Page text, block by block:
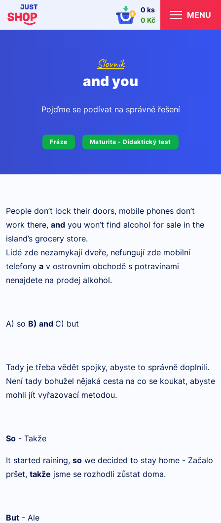
0 ks
0 Kč
MENU
Slovník
and you
Pojďme se podívat na správné řešení
Fráze Maturita - Didaktický test
People don’t lock their doors, mobile phones don’t
work there, and you won’t find alcohol for sale in the
island’s grocery store.
Lidé zde nezamykají dveře, nefungují zde mobilní
telefony a v ostrovním obchodě s potravinami
nenajdete na prodej alkohol.
A) so B) and C) but
Tady je třeba vědět spojky, abyste to správně doplnili.
Není tady bohužel nějaká cesta na co se koukat, abyste
mohli jít vyřazovací metodou.
So - Takže
It started raining, so we decided to stay home - Začalo
pršet, takže jsme se rozhodli zůstat doma.
But - Ale